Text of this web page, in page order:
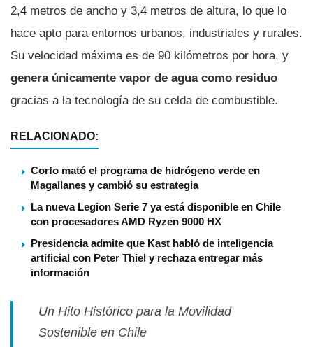
2,4 metros de ancho y 3,4 metros de altura, lo que lo
hace apto para entornos urbanos, industriales y rurales.
Su velocidad máxima es de 90 kilómetros por hora, y
genera únicamente vapor de agua como residuo
gracias a la tecnología de su celda de combustible.
RELACIONADO:
Corfo mató el programa de hidrógeno verde en
Magallanes y cambió su estrategia
La nueva Legion Serie 7 ya está disponible en Chile
con procesadores AMD Ryzen 9000 HX
Presidencia admite que Kast habló de inteligencia
artificial con Peter Thiel y rechaza entregar más
información
Un Hito Histórico para la Movilidad
Sostenible en Chile